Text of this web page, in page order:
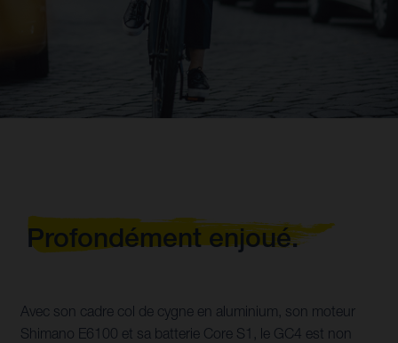
Profondément enjoué.
Avec son cadre col de cygne en aluminium, son moteur
Shimano E6100 et sa batterie Core S1, le GC4 est non